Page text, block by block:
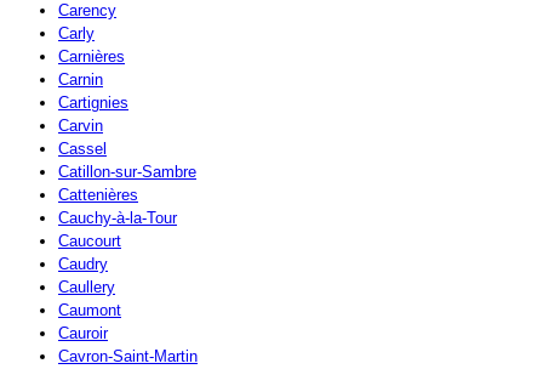
Carency
Carly
Carnières
Carnin
Cartignies
Carvin
Cassel
Catillon-sur-Sambre
Cattenières
Cauchy-à-la-Tour
Caucourt
Caudry
Caullery
Caumont
Cauroir
Cavron-Saint-Martin